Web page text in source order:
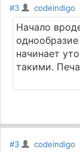
#3 codeindigo
Начало
начинает
такими.
#3 codeindigo